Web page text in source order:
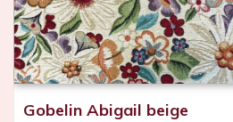
Gobelin Abigail beige